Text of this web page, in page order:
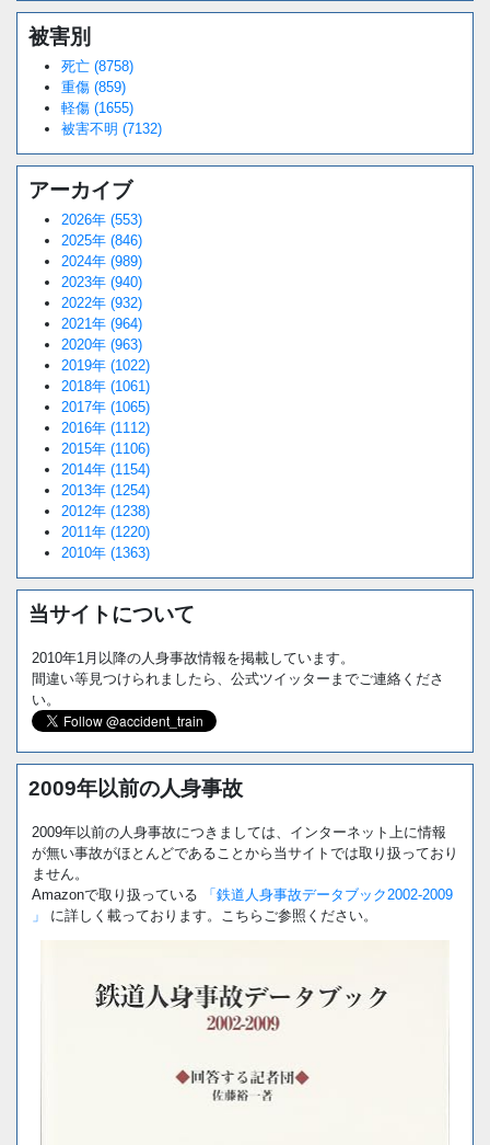
被害別
死亡 (8758)
重傷 (859)
軽傷 (1655)
被害不明 (7132)
アーカイブ
2026年 (553)
2025年 (846)
2024年 (989)
2023年 (940)
2022年 (932)
2021年 (964)
2020年 (963)
2019年 (1022)
2018年 (1061)
2017年 (1065)
2016年 (1112)
2015年 (1106)
2014年 (1154)
2013年 (1254)
2012年 (1238)
2011年 (1220)
2010年 (1363)
当サイトについて
2010年1月以降の人身事故情報を掲載しています。
間違い等見つけられましたら、公式ツイッターまでご連絡くださ
い。
2009年以前の人身事故
2009年以前の人身事故につきましては、インターネット上に情報
が無い事故がほとんどであることから当サイトでは取り扱っており
ません。
Amazonで取り扱っている
「鉄道人身事故データブック2002-2009
」
に詳しく載っております。こちらご参照ください。